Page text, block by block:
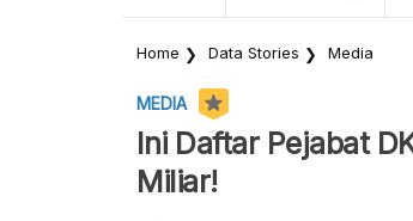
Home Data Stories Media
MEDIA
Ini Daftar Pejabat
Miliar!